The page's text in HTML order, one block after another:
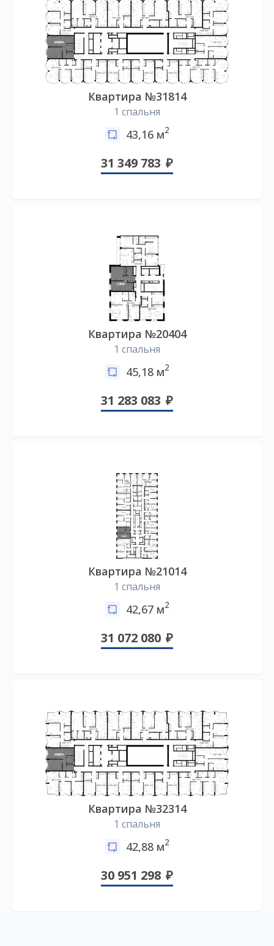
Квартира №31814
1 спальня
43,16 м2
31 349 783
Квартира №20404
1 спальня
45,18 м2
31 283 083
Квартира №21014
1 спальня
42,67 м2
31 072 080
Квартира №32314
1 спальня
42,88 м2
30 951 298